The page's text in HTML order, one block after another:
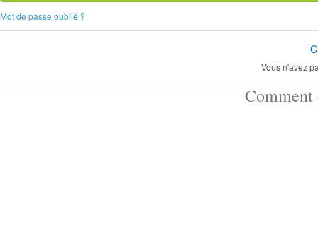
Mot de passe oublié ?
Vous n'avez
Comment